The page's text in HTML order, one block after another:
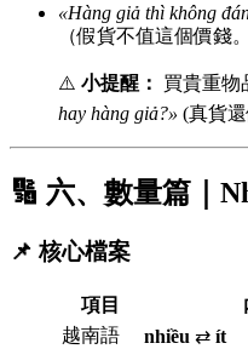
«Hàng giả thì không
（假貨不值這個價錢。
⚠️ 小提醒： 買貴重物
hay hàng giả?» (真貨
🔢 六、數量篇｜
📌 核心檔案
項目
越南語
nhiều ⇄ ít